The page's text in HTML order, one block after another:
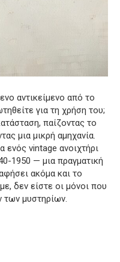
αντικείμενο από το
για τη χρήση του;
παίζοντας το
μια μικρή αμηχανία.
ενός vintage ανοιχτήρι
1950 — μια πραγματική
ακόμα και το
δεν είστε οι μόνοι που
των μυστηρίων.